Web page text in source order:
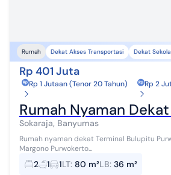
Rumah Dekat Akses Transportasi Dekat
Rp 401 Juta
Rp 1 Jutaan (Tenor 20 Tahun) Rp 2
Sokaraja, Banyumas
Rumah nyaman dekat Terminal Bulupitu
Margono Purwokerto...
2 1 1LT: 80 m²LB: 36 m²